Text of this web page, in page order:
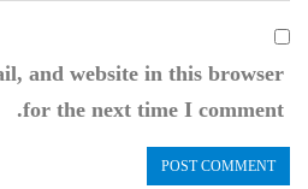
and website in this browser
for the next time I comment.